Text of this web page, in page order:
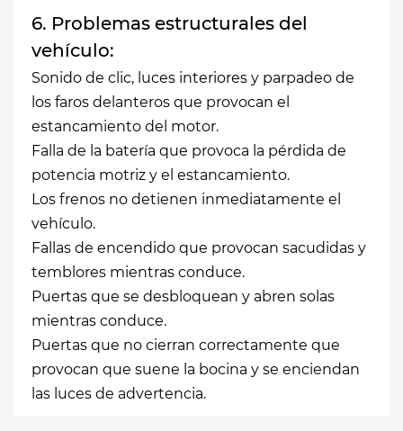
6. Problemas estructurales del
vehículo:
Sonido de clic, luces interiores y parpadeo de
los faros delanteros que provocan el
estancamiento del motor.
Falla de la batería que provoca la pérdida de
potencia motriz y el estancamiento.
Los frenos no detienen inmediatamente el
vehículo.
Fallas de encendido que provocan sacudidas y
temblores mientras conduce.
Puertas que se desbloquean y abren solas
mientras conduce.
Puertas que no cierran correctamente que
provocan que suene la bocina y se enciendan
las luces de advertencia.